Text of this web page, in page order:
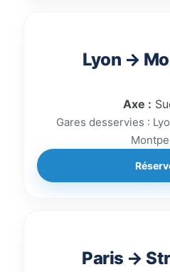
Lyon →
Axe :
Gares desservies :
Paris →